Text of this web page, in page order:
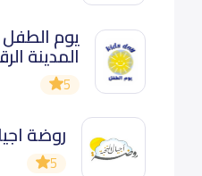
يوم
المدينة
5
روضة
5